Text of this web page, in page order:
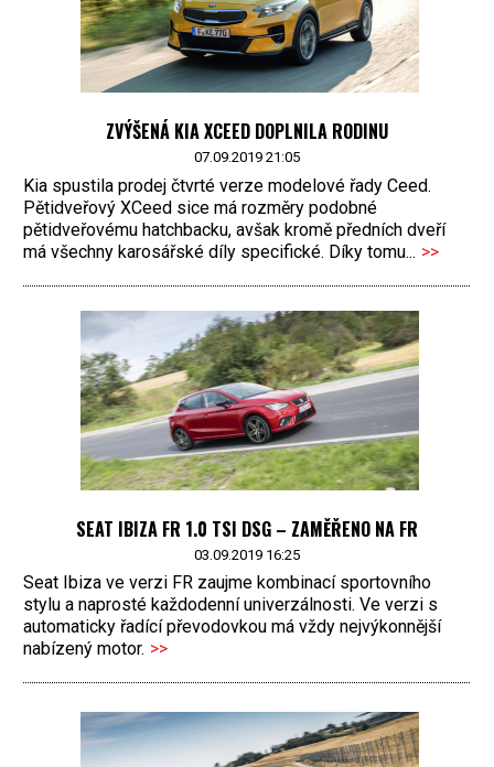
ZVÝŠENÁ KIA XCEED DOPLNILA RODINU
07.09.2019 21:05
Kia spustila prodej čtvrté verze modelové řady Ceed.
Pětidveřový XCeed sice má rozměry podobné
pětidveřovému hatchbacku, avšak kromě předních dveří
má všechny karosářské díly specifické. Díky tomu... >>
SEAT IBIZA FR 1.0 TSI DSG – ZAMĚŘENO NA FR
03.09.2019 16:25
Seat Ibiza ve verzi FR zaujme kombinací sportovního
stylu a naprosté každodenní univerzálnosti. Ve verzi s
automaticky řadící převodovkou má vždy nejvýkonnější
nabízený motor. >>